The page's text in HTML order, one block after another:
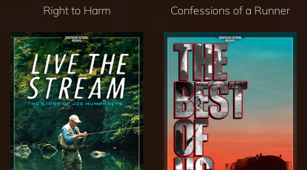
Right to Harm Confessions of a Runner